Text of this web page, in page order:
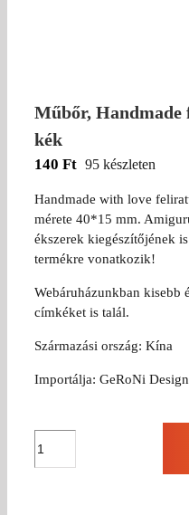
Műbőr,
kék
140 Ft 95 készleten
Handmade with love
mérete 40*15 mm.
ékszerek kiegészítőjének
termékre vonatkozik!
Webáruházunkban kisebb
címkéket is talál.
Származási ország: Kína
Importálja: GeRoNi